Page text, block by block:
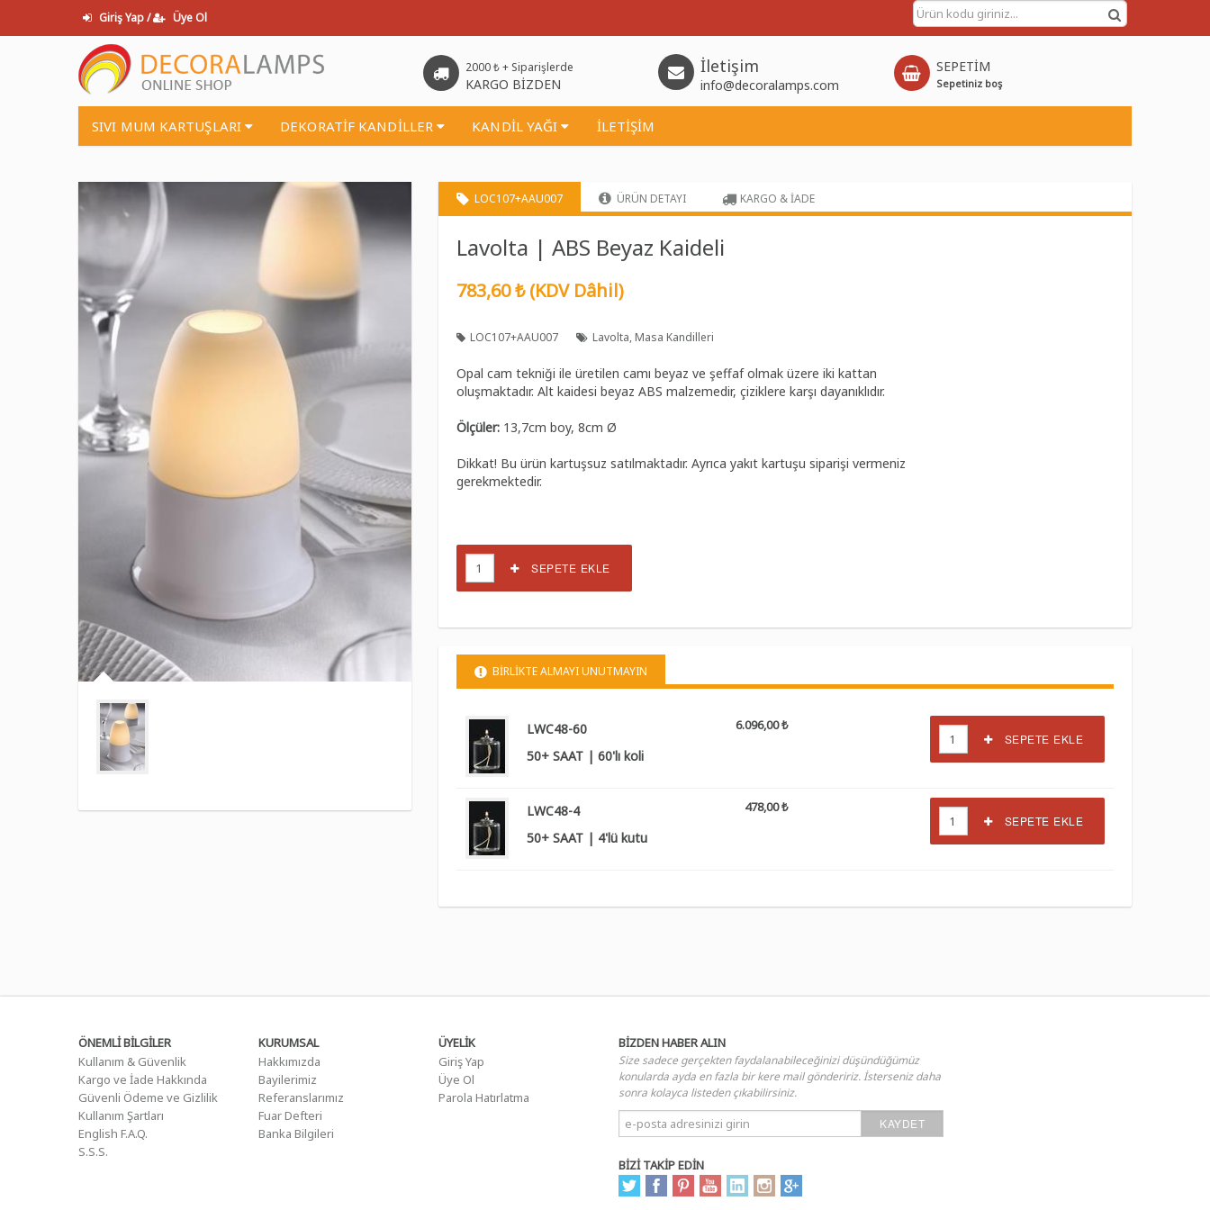
Giriş Yap / Üye Ol
2000 ₺ + Siparişlerde
KARGO BİZDEN
İletişim
info@decoralamps.com
SEPETİM
Sepetiniz boş
SIVI MUM KARTUŞLARI DEKORATİF KANDİLLER KANDİL YAĞI İLETİŞİM
LOC107+AAU007 ÜRÜN DETAYI KARGO & İADE
Lavolta | ABS Beyaz Kaideli
783,60 ₺ (KDV Dâhil)
LOC107+AAU007 Lavolta Masa Kandilleri
Opal cam tekniği ile üretilen camı beyaz ve şeffaf olmak üzere iki kattan
oluşmaktadır. Alt kaidesi beyaz ABS malzemedir, çiziklere karşı dayanıklıdır.
Ölçüler: 13,7cm boy, 8cm Ø
Dikkat! Bu ürün kartuşsuz satılmaktadır. Ayrıca yakıt kartuşu siparişi vermeniz
gerekmektedir.
SEPETE EKLE
BİRLİKTE ALMAYI UNUTMAYIN
LWC48-60
50+ SAAT | 60'lı koli
6.096,00 ₺
SEPETE EKLE
LWC48-4
50+ SAAT | 4'lü kutu
478,00 ₺
SEPETE EKLE
ÖNEMLİ BİLGİLER
Kullanım & Güvenlik
Kargo ve İade Hakkında
Güvenli Ödeme ve Gizlilik
Kullanım Şartları
English F.A.Q.
S.S.S.
KURUMSAL
Hakkımızda
Bayilerimiz
Referanslarımız
Fuar Defteri
Banka Bilgileri
ÜYELİK
Giriş Yap
Üye Ol
Parola Hatırlatma
BİZDEN HABER ALIN
Size sadece gerçekten faydalanabileceğinizi düşündüğümüz
konularda ayda en fazla bir kere mail göndeririz. İsterseniz daha
sonra kolayca listeden çıkabilirsiniz.
KAYDET
BİZİ TAKİP EDİN